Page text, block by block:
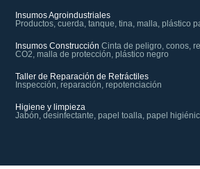
Insumos Agroindustriales
Productos, cuerda, tanque, tina, malla, plástico
Insumos Construcción Cinta de peligro, conos,
CO2, malla de protección, plástico negro
Taller de Reparación de Retráctiles
Inspección, reparación, repotenciación
Higiene y limpieza
Jabón, desinfectante, papel toalla, papel